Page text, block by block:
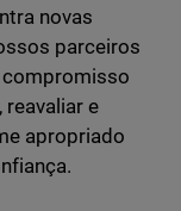
novas
parceiros
compromisso
reavaliar e
apropriado